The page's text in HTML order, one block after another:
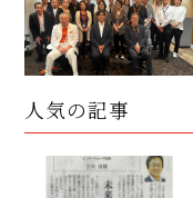
人気の記事